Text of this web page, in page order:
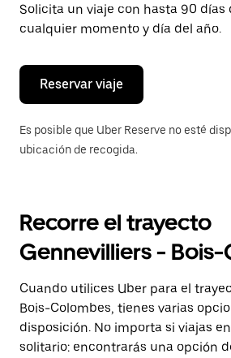
botón
de
escape
cerrar
calendario.
Solicita un viaje con hasta 90 días
cualquier momento y día del año.
Reservar viaje
Es posible que Uber Reserve no esté
ubicación de recogida.
Recorre el trayecto
Gennevilliers -
Cuando utilices Uber para el
Bois-Colombes, tienes varias
disposición. No importa si viajas
solitario: encontrarás una opción